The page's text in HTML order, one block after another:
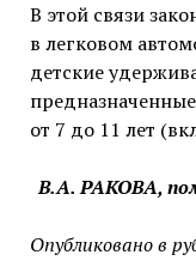
В этой связи
в легковом
детские
от 7 до 11 лет
В.А. РАКОВА,
Опубликовано в